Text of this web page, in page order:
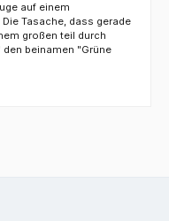
auf einem
Tasache, dass gerade
großen teil durch
beinamen "Grüne